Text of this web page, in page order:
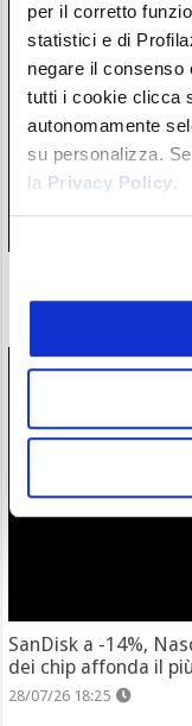
per il corretto
statistici e di
negare il
tutti i cookie clicca
autonomamente
su personalizza.
la Privacy Policy.
Hyperliquid e sui
SanDisk a -14%,
dei chip affonda il
28/07/26 18:25